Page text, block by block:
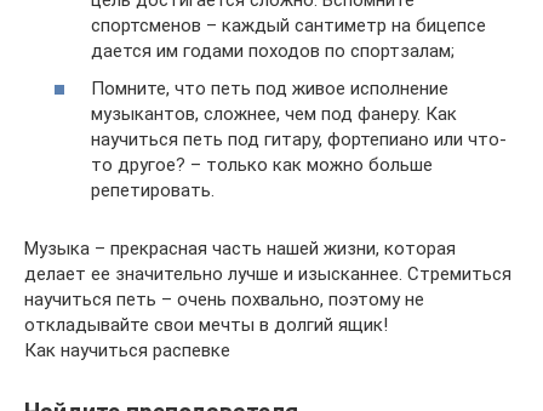
спортсменов – каждый сантиметр на бицепсе
дается им годами походов по спортзалам;
Помните, что петь под живое исполнение
музыкантов, сложнее, чем под фанеру. Как
научиться петь под гитару, фортепиано или что-
то другое? – только как можно больше
репетировать.
Музыка – прекрасная часть нашей жизни, которая
делает ее значительно лучше и изысканнее. Стремиться
научиться петь – очень похвально, поэтому не
откладывайте свои мечты в долгий ящик!
Как научиться распевке